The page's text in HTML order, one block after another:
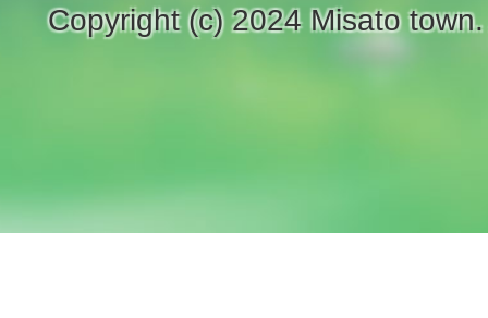
Copyright (c) 2024 Misato